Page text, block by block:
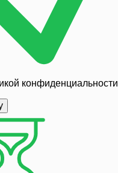
конфиденциальности